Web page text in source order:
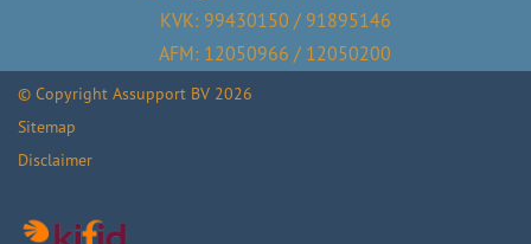
KVK: 99430150 / 91895146
AFM: 12050966 / 12050200
© Copyright Assupport BV 2026
Sitemap
Disclaimer